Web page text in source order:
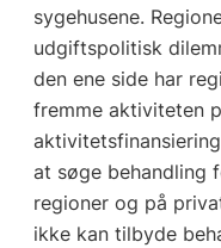
sygehusene.
udgiftspolitisk
den ene side har
fremme aktiviteten
at søge behandling
regioner og på
ikke kan tilbyde